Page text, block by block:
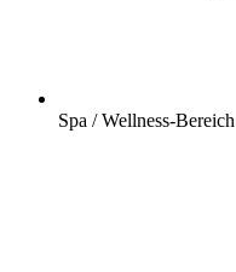
Spa / Wellness-Bereich